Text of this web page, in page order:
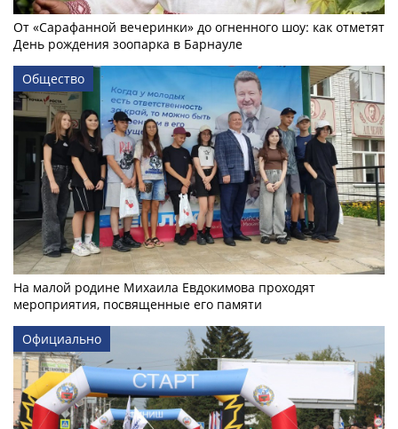
От «Сарафанной вечеринки» до огненного шоу: как отметят
День рождения зоопарка в Барнауле
Общество
На малой родине Михаила Евдокимова проходят
мероприятия, посвященные его памяти
Официально